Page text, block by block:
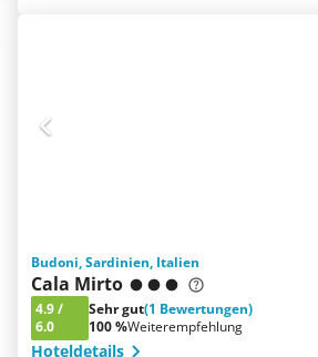
Budoni, Sardinien, Italien
Cala Mirto
4.9/
6.0
Sehr gut(1 Bewertungen)
100 %Weiterempfehlung
Hoteldetails